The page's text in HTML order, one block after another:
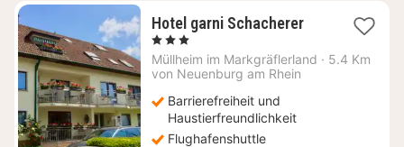
Hotel garni Schacherer1
ab
, 3 Sterne
Müllheim im Markgräflerland · 5.4 Km
von Neuenburg am Rhein
Barrierefreiheit und
Haustierfreundlichkeit
Flughafenshuttle